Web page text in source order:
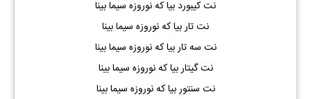
نت کیبورد بیا که نوروزه سیما بینا
نت تار بیا که نوروزه سیما بینا
نت سه تار بیا که نوروزه سیما بینا
نت گیتار بیا که نوروزه سیما بینا
نت سنتور بیا که نوروزه سیما بینا